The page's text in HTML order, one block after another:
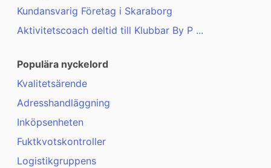
Kundansvarig Företag i Skaraborg
Aktivitetscoach deltid till Klubbar By P ...
Populära nyckelord
Kvalitetsärende
Adresshandläggning
Inköpsenheten
Fuktkvotskontroller
Logistikgruppens